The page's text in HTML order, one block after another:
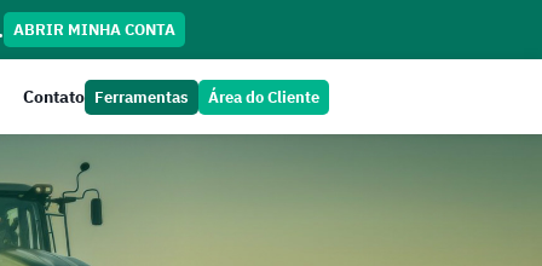
ABRIR MINHA CONTA
Contato Ferramentas Área do Cliente